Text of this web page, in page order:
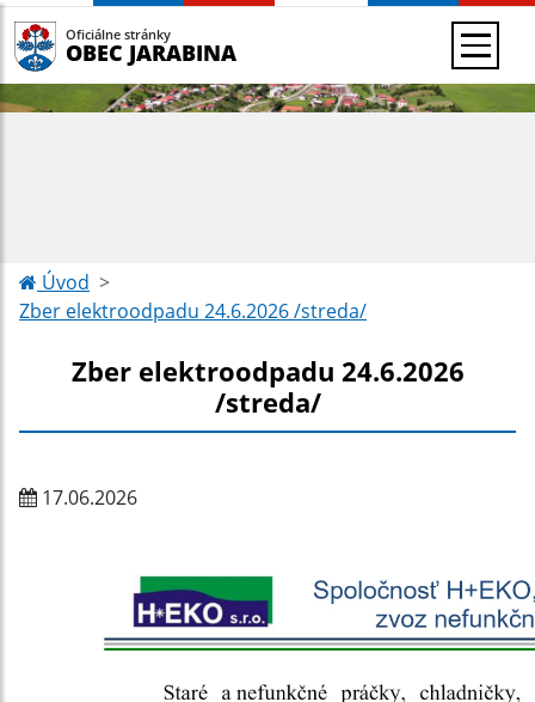
Oficiálne stránky
OBEC JARABINA
Úvod
Zber elektroodpadu 24.6.2026 /streda/
Zber elektroodpadu 24.6.2026
/streda/
17.06.2026